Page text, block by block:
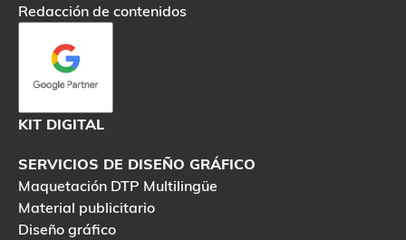
Redacción de contenidos
KIT DIGITAL
SERVICIOS DE DISEÑO GRÁFICO
Maquetación DTP Multilingüe
Material publicitario
Diseño gráfico